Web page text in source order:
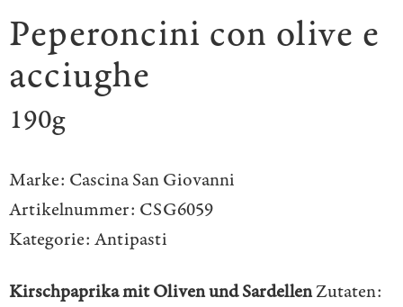
Peperoncini con olive e
acciughe
190g
Marke: Cascina San Giovanni
Artikelnummer: CSG6059
Kategorie: Antipasti
Kirschpaprika mit Oliven und SardellenZutaten: